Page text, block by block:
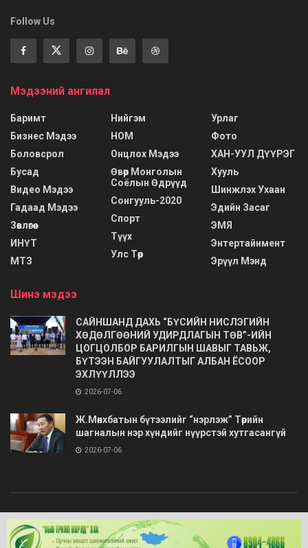
Follow Us
Мэдээний ангилал
Баримт
Бизнес Мэдээ
Боловсрол
Бусад
Видео Мэдээ
Гадаад Мэдээ
Зөвлөгөө
ИНҮТ
МТЗ
Нийгэм
НОМ
Онцлох Мэдээ
Өвөр Монголын
Соёлын Өдрүүд
Сонгууль-2020
Спорт
Түүх
Улс Төр
Урлаг
Фото
ХАН-УУЛ ДҮҮРЭГ
Хууль
Шинжлэх Ухаан
Эдийн Засаг
ЭМЯ
Энтертайнмент
Эрүүл Мэнд
Шинэ мэдээ
САЙНШАНД ДАХЬ “БҮСИЙН НИСЛЭГИЙН
ХӨДӨЛГӨӨНИЙ УДИРДЛАГЫН ТӨВ”-ИЙН
ЦОГЦОЛБОР БАРИЛГЫН ШАВЫГ ТАВЬЖ,
БҮТЭЭН БАЙГУУЛАЛТЫГ АЛБАН ЁСООР
ЭХЛҮҮЛЛЭЭ
2026-07-06
Ж.Мөнхбатын бүтээлийг “нэрлэж” Төрийн
шагналын нэр хүндийг нүүрстэй хутгасангүй
2026-07-06
© 2020 Barimt.com- Зохиогчийн эрх хуулиар хамгаалагдсан. Загварыг
ONLINE MEDIA LLC.